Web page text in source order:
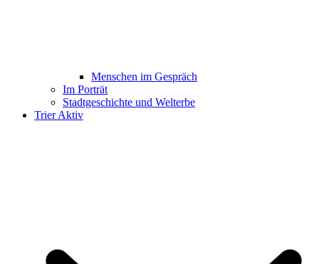
Menschen im Gespräch
Im Porträt
Stadtgeschichte und Welterbe
Trier Aktiv